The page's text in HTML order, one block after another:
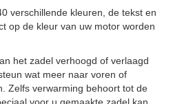
verschillende kleuren, de tekst en
op de kleur van uw motor worden
het zadel verhoogd of verlaagd
wat meer naar voren of
Zelfs verwarming behoort tot de